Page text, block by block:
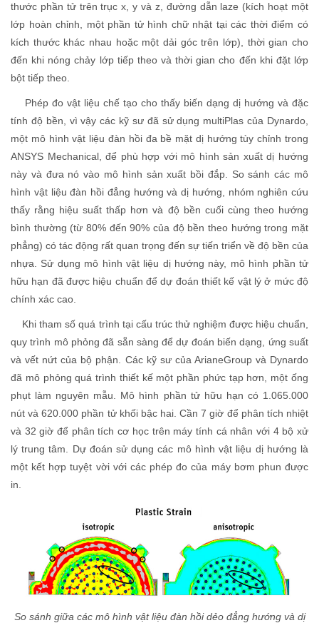
thước phần tử trên trục x, y và z, đường dẫn laze (kích hoạt một
lớp hoàn chỉnh, một phần tử hình chữ nhật tại các thời điểm có
kích thước khác nhau hoặc một dải góc trên lớp), thời gian cho
đến khi nóng chảy lớp tiếp theo và thời gian cho đến khi đặt lớp
bột tiếp theo.
Phép đo vật liệu chế tạo cho thấy biến dạng dị hướng và đặc
tính độ bền, vì vậy các kỹ sư đã sử dụng multiPlas của Dynardo,
một mô hình vật liệu đàn hồi đa bề mặt dị hướng tùy chỉnh trong
ANSYS Mechanical, để phù hợp với mô hình sản xuất dị hướng
này và đưa nó vào mô hình sản xuất bồi đắp. So sánh các mô
hình vật liệu đàn hồi đẳng hướng và dị hướng, nhóm nghiên cứu
thấy rằng hiệu suất thấp hơn và độ bền cuối cùng theo hướng
bình thường (từ 80% đến 90% của độ bền theo hướng trong mặt
phẳng) có tác động rất quan trọng đến sự tiến triển về độ bền của
nhựa. Sử dụng mô hình vật liệu dị hướng này, mô hình phần tử
hữu hạn đã được hiệu chuẩn để dự đoán thiết kế vật lý ở mức độ
chính xác cao.
Khi tham số quá trình tại cấu trúc thử nghiệm được hiệu chuẩn,
quy trình mô phỏng đã sẵn sàng để dự đoán biến dạng, ứng suất
và vết nứt của bộ phận. Các kỹ sư của ArianeGroup và Dynardo
đã mô phỏng quá trình thiết kế một phần phức tạp hơn, một ống
phụt làm nguyên mẫu. Mô hình phần tử hữu hạn có 1.065.000
nút và 620.000 phần tử khối bậc hai. Cần 7 giờ để phân tích nhiệt
và 32 giờ để phân tích cơ học trên máy tính cá nhân với 4 bộ xử
lý trung tâm. Dự đoán sử dụng các mô hình vật liệu dị hướng là
một kết hợp tuyệt vời với các phép đo của máy bơm phun được
in.
So sánh giữa các mô hình vật liệu đàn hồi dẻo đẳng hướng và dị